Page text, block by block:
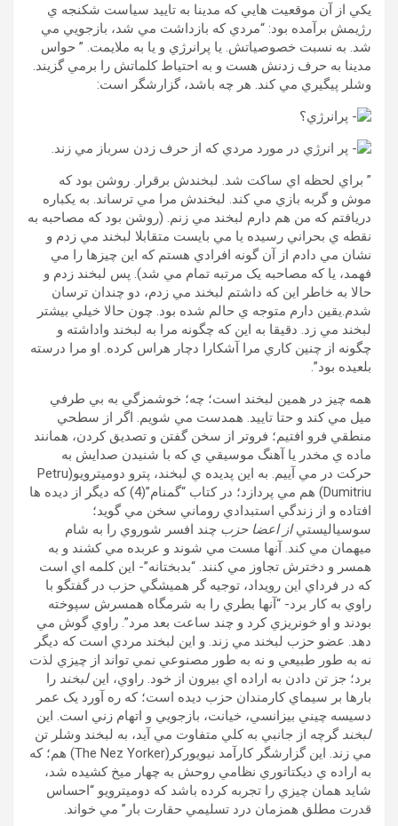
يکي از آن موقعيت هايي که مدينا به تاييد سياست شکنجه ي
رژيمش برآمده بود: “مردي که بازداشت مي شد، بازجويي مي
شد. به نسبت خصوصياتش. يا پرانرژي و يا به ملايمت. ” حواس
مدينا به حرف زدنش هست و به احتياط کلماتش را برمي گزيند.
وشلر پيگيري مي کند. هر چه باشد، گزارشگر است:
پرانرژي؟
پر انرژي در مورد مردي که از حرف زدن سرباز مي زند.
” براي لحظه اي ساکت شد. لبخندش برقرار. روشن بود که
موش و گربه بازي مي کند. لبخندش مرا مي ترساند. به يکباره
دريافتم که من هم دارم لبخند مي زنم. (روشن بود که مصاحبه به
نقطه ي بحراني رسيده يا مي بايست متقابلا لبخند مي زدم و
نشان مي دادم از آن گونه افرادي هستم که اين چيزها را مي
فهمد، يا که مصاحبه يک مرتبه تمام مي شد). پس لبخند زدم و
حالا به خاطر اين که داشتم لبخند مي زدم، دو چندان ترسان
شدم.يقين دارم متوجه ي حالم شده بود. چون حالا خيلي بيشتر
لبخند مي زد. دقيقا به اين که چگونه مرا به لبخند واداشته و
چگونه از چنين کاري مرا آشکارا دچار هراس کرده. او مرا درسته
بلعيده بود”.
همه چيز در همين لبخند است؛ چه؛ خوشمزگي به بي طرفي
ميل مي کند و حتا تاييد. همدست مي شويم. اگر از سطحي
منطقي فرو افتيم؛ فروتر از سخن گفتن و تصديق کردن، همانند
ماده ي مخدر يا آهنگ موسيقي ي که با شنيدن صدايش به
حرکت در مي آييم. به اين پديده ي لبخند، پترو دوميترويو(Petru
Dumitriu) هم مي پردازد؛ در کتاب “گمنام”(4) که ديگر از ديده ها
افتاده و از زندگي استبدادي روماني سخن مي گويد؛
سوسياليستياز اعضا حزب چند افسر شوروي را به شام
ميهمان مي کند. آنها مست مي شوند و عربده مي کشند و به
همسر و دخترش تجاوز مي کنند. “بدبختانه”- اين کلمه اي است
که در فرداي اين رويداد، توجيه گر هميشگي حزب در گفتگو با
راوي به کار برد- “آنها بطري را به شرمگاه همسرش سپوخته
بودند و او خونريزي کرد و چند ساعت بعد مرد”. راوي گوش مي
دهد. عضو حزب لبخند مي زند. و اين لبخند مردي است که ديگر
نه به طور طبيعي و نه به طور مصنوعي نمي تواند از چيزي لذت
برد؛ جز تن دادن به اراده اي بيرون از خود. راوي، اينلبخند را
بارها بر سيماي کارمندان حزب ديده است؛ که ره آورد يک عمر
دسيسه چيني بيزانسي، خيانت، بازجويي و اتهام زني است. اين
لبخند گرچه از جانبي به کلي متفاوت مي آيد، به لبخند وشلر تن
مي زند. اين گزارشگر کارآمد نيويورکر(The Nez Yorker) هم؛ که
به اراده ي ديکتاتوري نظامي روحش به چهار ميخ کشيده شد،
شايد همان چيزي را تجربه کرده باشد که دوميترويو “احساس
قدرت مطلق همزمان درد تسليمي حقارت بار” مي خواند.